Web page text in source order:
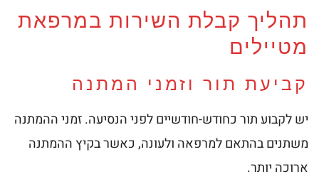
תהליך קבלת השירות במרפאת
מטיילים
קביעת תור וזמני המתנה
יש לקבוע תור כחודש-חודשיים לפני הנסיעה. זמני ההמתנה
משתנים בהתאם למרפאה ולעונה, כאשר בקיץ ההמתנה
ארוכה יותר.